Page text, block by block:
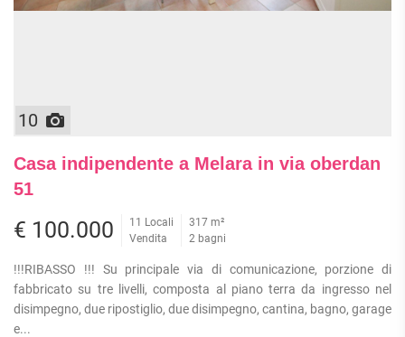
10
Casa indipendente a Melara in via oberdan
51
€ 100.000
11 Locali
Vendita
317 m²
2 bagni
!!!RIBASSO !!! Su principale via di comunicazione, porzione di
fabbricato su tre livelli, composta al piano terra da ingresso nel
disimpegno, due ripostiglio, due disimpegno, cantina, bagno, garage
e...